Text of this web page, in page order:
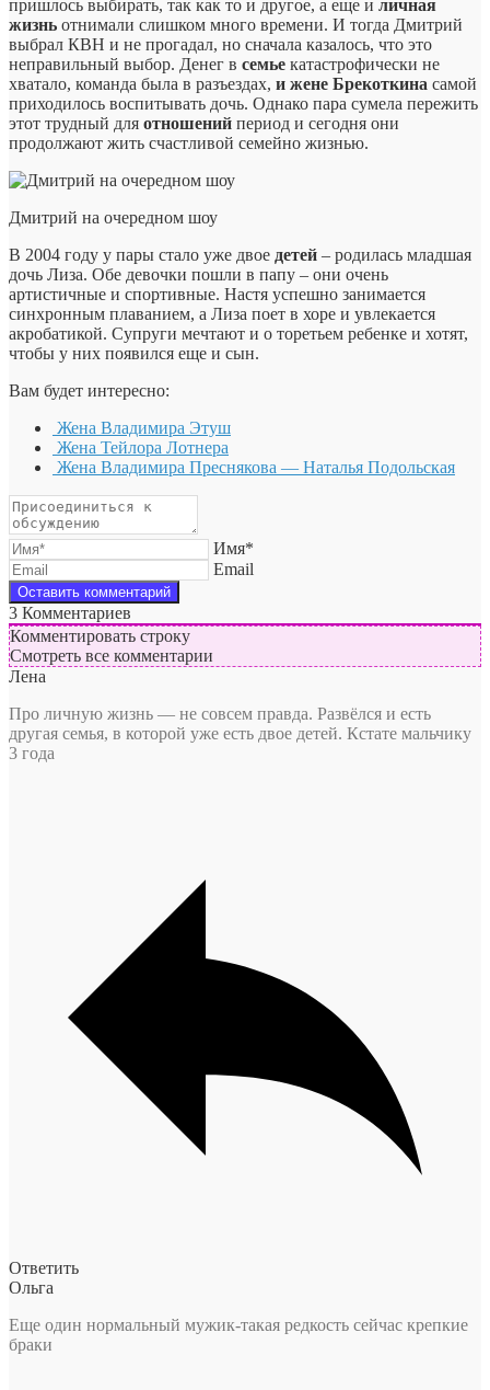
пришлось выбирать, так как то и другое, а еще и личная
жизнь отнимали слишком много времени. И тогда Дмитрий
выбрал КВН и не прогадал, но сначала казалось, что это
неправильный выбор. Денег в семье катастрофически не
хватало, команда была в разъездах, и жене Брекоткина самой
приходилось воспитывать дочь. Однако пара сумела пережить
этот трудный для отношений период и сегодня они
продолжают жить счастливой семейно жизнью.
Дмитрий на очередном шоу
В 2004 году у пары стало уже двое детей – родилась младшая
дочь Лиза. Обе девочки пошли в папу – они очень
артистичные и спортивные. Настя успешно занимается
синхронным плаванием, а Лиза поет в хоре и увлекается
акробатикой. Супруги мечтают и о торетьем ребенке и хотят,
чтобы у них появился еще и сын.
Вам будет интересно:
Жена Владимира Этуш
Жена Тейлора Лотнера
Жена Владимира Преснякова — Наталья Подольская
Имя*
Email
3 Комментариев
Комментировать строку
Смотреть все комментарии
Лена
Про личную жизнь — не совсем правда. Развёлся и есть
другая семья, в которой уже есть двое детей. Кстате мальчику
3 года
Ответить
Ольга
Еще один нормальный мужик-такая редкость сейчас крепкие
браки